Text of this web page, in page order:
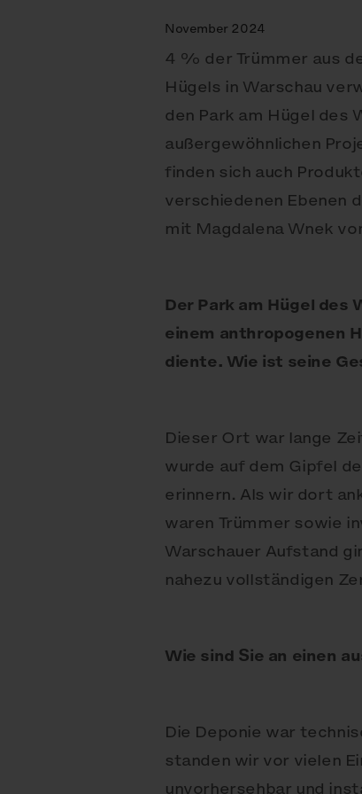
November 2024
4 % der Trümmer aus
Hügels in Warschau
den Park am Hügel
außergewöhnlichen
finden sich auch
verschiedenen Ebenen
mit Magdalena Wnek
Der Park am Hügel
einem anthropogenen
diente. Wie ist seine
Dieser Ort war lange
wurde auf dem Gipfel
erinnern. Als wir dort
waren Trümmer sowie
Warschauer Aufstand
nahezu vollständigen
Wie sind Sie an einen
Die Deponie war
standen wir vor vielen
unvorhersehbar und